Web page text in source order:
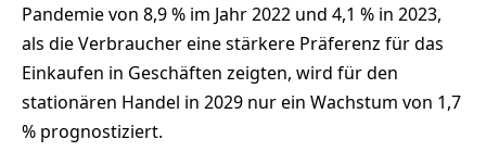
Pandemie von 8,9 % im Jahr 2022 und 4,1 % in 2023,
als die Verbraucher eine stärkere Präferenz für das
Einkaufen in Geschäften zeigten, wird für den
stationären Handel in 2029 nur ein Wachstum von 1,7
% prognostiziert.